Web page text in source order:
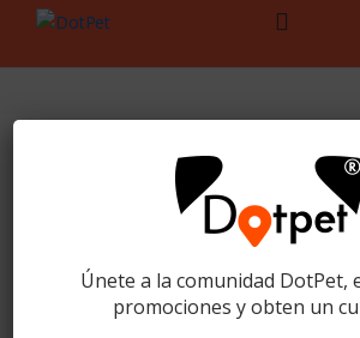
navigation
content
ProPlan
Proplan CAT VET DIET
OBESIDAD
Únete a la comunidad DotPet,
promociones y obten un